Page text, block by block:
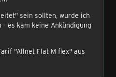
sein sollten, wurde ich
es kam keine Ankündigung
"Allnet Flat M flex" aus